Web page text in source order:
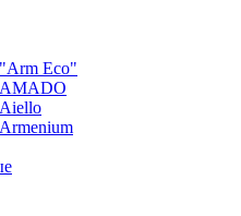
Eco"